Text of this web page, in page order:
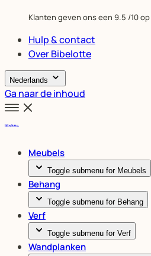
Klanten geven ons een 9.5 /10 op
Hulp & contact
Over Bibelotte
Nederlands
Ga naar de inhoud
Meubels
Toggle submenu for Meubels
Behang
Toggle submenu for Behang
Verf
Toggle submenu for Verf
Wandplanken